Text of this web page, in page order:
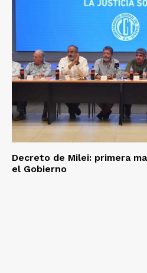
Decreto de Milei: primera
el Gobierno